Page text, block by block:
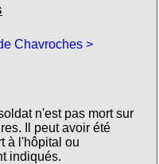
Chavroches >
n'est pas mort sur
Il peut avoir été
à l'hôpital ou
indiqués.